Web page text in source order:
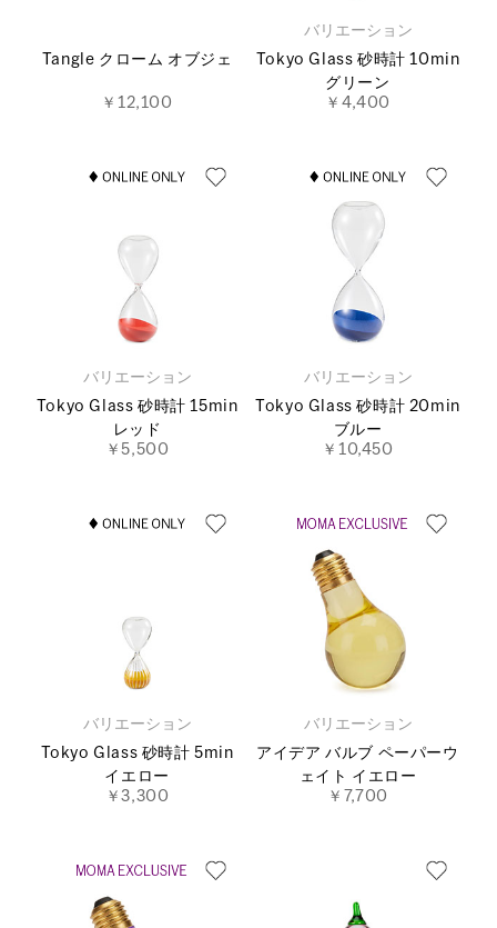
Tangle クローム オブジェ
￥12,100
バリエーション
Tokyo Glass 砂時計 10min
グリーン
￥4,400
バリエーション
Tokyo Glass 砂時計 15min
レッド
￥5,500
バリエーション
Tokyo Glass 砂時計 20min
ブルー
￥10,450
バリエーション
Tokyo Glass 砂時計 5min
イエロー
￥3,300
バリエーション
アイデア バルブ ペーパーウ
ェイト イエロー
￥7,700